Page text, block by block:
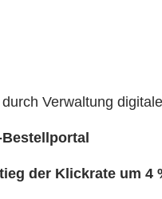
Verwaltung
der Klickrate um 4